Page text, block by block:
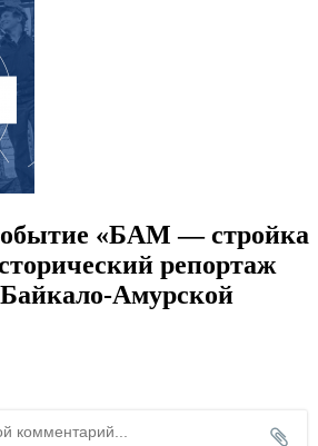
«БАМ — стройка
репортаж
Амурской